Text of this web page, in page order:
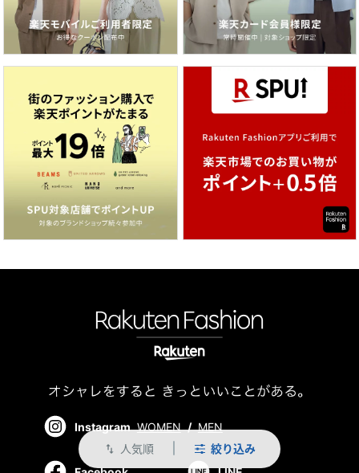
swap_vert 人気順 絞り込み
Instagram WOMEN / MEN